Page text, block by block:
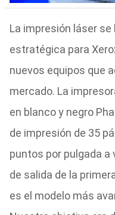
La impresión láser
estratégica para
nuevos equipos que
mercado. La
en blanco y negro
de impresión de 35
puntos por pulgada
de salida de la
es el modelo más